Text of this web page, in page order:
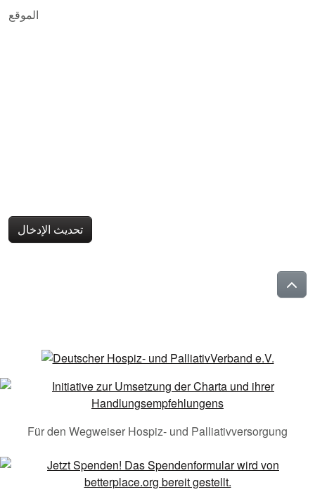
الموقع
تحديث الإدخال
Für den Wegweiser Hospiz- und Palliativversorgung